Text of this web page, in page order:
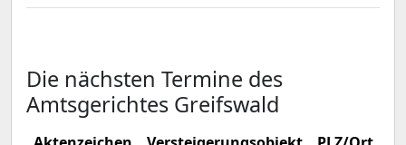
Die nächsten Termine des
Amtsgerichtes Greifswald